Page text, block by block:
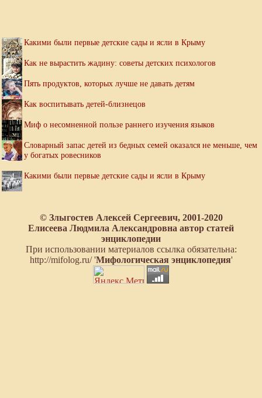
Какими были первые детские сады и ясли в Крыму
Как не вырастить жадину: советы детских психологов
Пять продуктов, которых лучше не давать детям
Как воспитывать детей-близнецов
Миф о несомненной пользе раннего изучения языков
Словарный запас детей из бедных семей оказался не меньше, чем
у богатых ровесников
Какими были первые детские сады и ясли в Крыму
© Злыгостев Алексей Сергеевич, 2001-2020
Елисеева Людмила Александровна автор статей
энциклопедии
При использовании материалов ссылка обязательна:
http://mifolog.ru/ 'Мифологическая энциклопедия'